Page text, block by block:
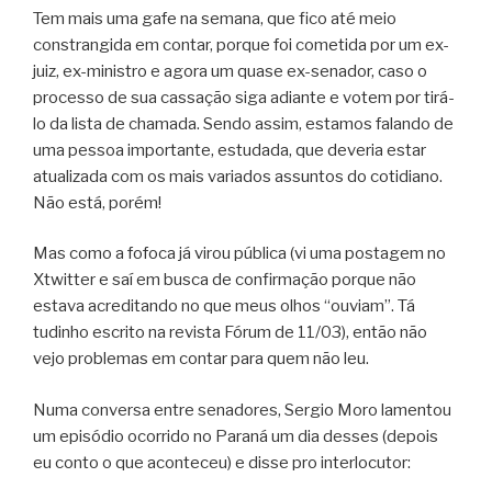
Tem mais uma gafe na semana, que fico até meio
constrangida em contar, porque foi cometida por um ex-
juiz, ex-ministro e agora um quase ex-senador, caso o
processo de sua cassação siga adiante e votem por tirá-
lo da lista de chamada. Sendo assim, estamos falando de
uma pessoa importante, estudada, que deveria estar
atualizada com os mais variados assuntos do cotidiano.
Não está, porém!
Mas como a fofoca já virou pública (vi uma postagem no
Xtwitter e saí em busca de confirmação porque não
estava acreditando no que meus olhos “ouviam”. Tá
tudinho escrito na revista Fórum de 11/03), então não
vejo problemas em contar para quem não leu.
Numa conversa entre senadores, Sergio Moro lamentou
um episódio ocorrido no Paraná um dia desses (depois
eu conto o que aconteceu) e disse pro interlocutor: